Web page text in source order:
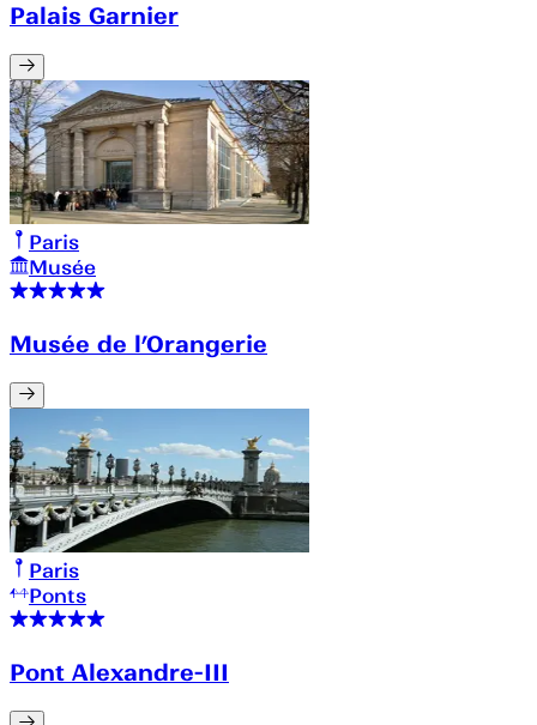
Palais Garnier
Paris
Musée
Musée de l’Orangerie
Paris
Ponts
Pont Alexandre-III